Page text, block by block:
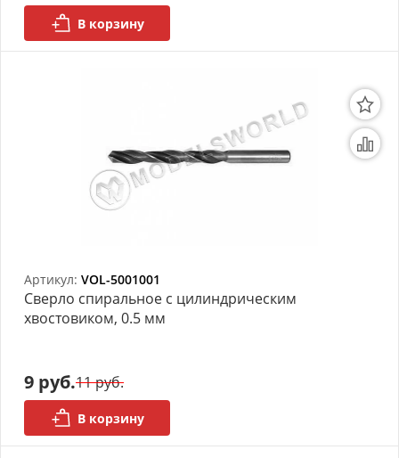
В корзину
Артикул: VOL-5001001
Сверло спиральное с цилиндрическим
хвостовиком, 0.5 мм
9 руб.11 руб.
В корзину